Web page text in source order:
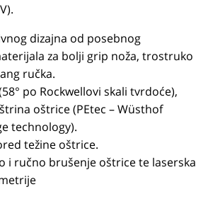
dizajna od posebnog
za bolji grip noža, trostruko
ručka.
po Rockwellovi skali tvrdoće),
oštrice (PEtec – Wüsthof
technology).
težine oštrice.
i ručno brušenje oštrice te laserska